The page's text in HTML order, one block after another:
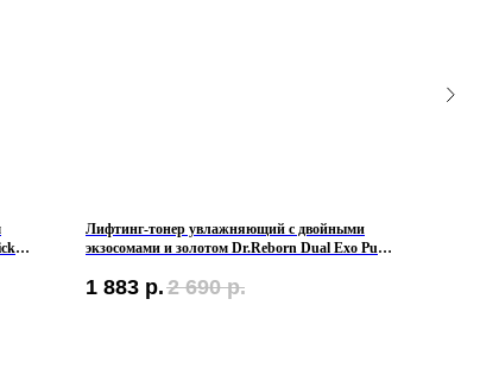
Лифтинг-тонер увлажняющий с двойными
экзосомами и золотом Dr.Reborn Dual Exo Pure
1 883 р. 2 690 р.